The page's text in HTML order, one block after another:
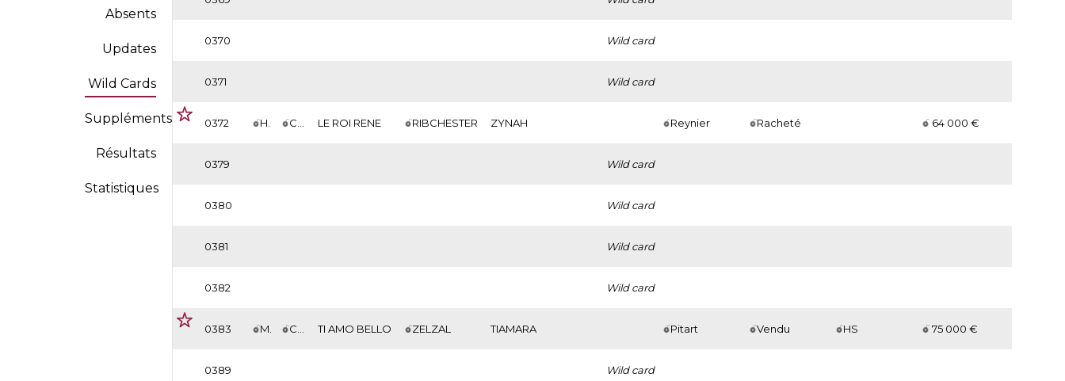
Absents
Updates
Wild Cards
Suppléments
Résultats
Statistiques
0370 Wild card
0371 Wild card
0372 H. CAE LE ROI RENE RIBCHESTER ZYNAH Reynier Racheté 64 000 €
0379 Wild card
0380 Wild card
0381 Wild card
0382 Wild card
0383 M. CAE TI AMO BELLO ZELZAL TIAMARA Pitart Vendu HS 75 000 €
0389 Wild card